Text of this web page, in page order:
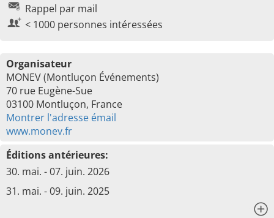
Rappel par mail
< 1000 personnes intéressées
Organisateur
MONEV (Montluçon Événements)
70 rue Eugène-Sue
03100 Montluçon, France
Montrer l'adresse émail
www.monev.fr
Éditions antérieures:
30. mai. - 07. juin. 2026
31. mai. - 09. juin. 2025